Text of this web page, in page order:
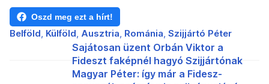
Oszd meg ezt a hírt!
Belföld Külföld Ausztria Románia Szijjártó Péter
Sajátosan üzent Orbán Viktor a
Fideszt faképnél hagyó Szijjártónak
Magyar Péter: így már a Fidesz-